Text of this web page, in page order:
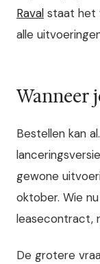
Raval staat het
alle
Wanneer
Bestellen kan
gewone
oktober. Wie
leasecontract,
De grotere